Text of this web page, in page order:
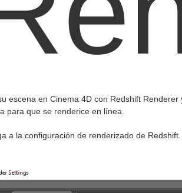
escena en Cinema 4D con Redshift
para que se renderice en línea.
a la configuración de renderizado de